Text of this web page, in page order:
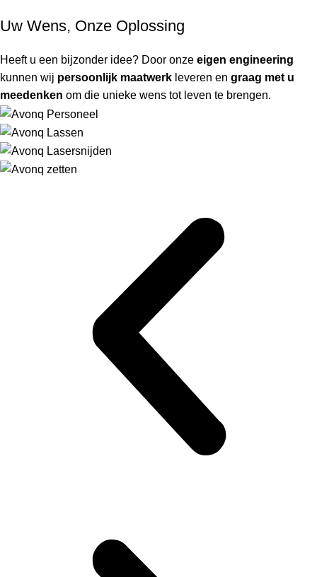
Uw Wens, Onze Oplossing
Heeft u een bijzonder idee? Door onze eigen engineering
kunnen wij persoonlijk maatwerk leveren en graag met u
meedenken om die unieke wens tot leven te brengen.